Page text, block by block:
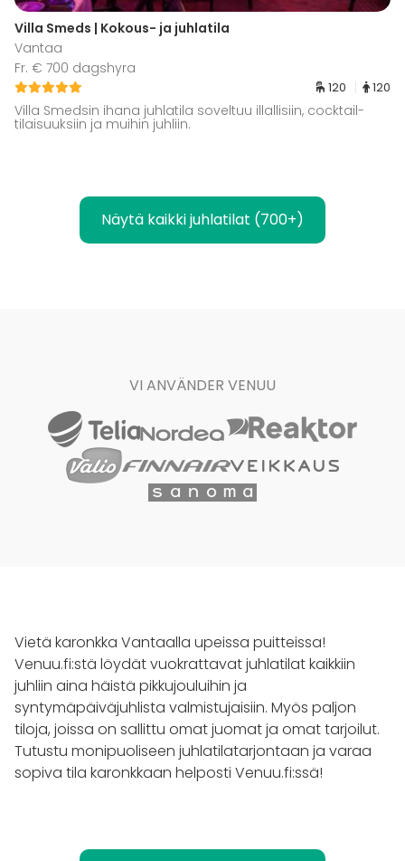
Villa Smeds | Kokous- ja juhlatila
Vantaa
Fr. € 700 dagshyra
120 120
Villa Smedsin ihana juhlatila soveltuu illallisiin, cocktail-
tilaisuuksiin ja muihin juhliin.
Näytä kaikki juhlatilat (700+)
VI ANVÄNDER VENUU
Vietä karonkka Vantaalla upeissa puitteissa!
Venuu.fi:stä löydät vuokrattavat juhlatilat kaikkiin
juhliin aina häistä pikkujouluihin ja
syntymäpäiväjuhlista valmistujaisiin. Myös paljon
tiloja, joissa on sallittu omat juomat ja omat tarjoilut.
Tutustu monipuoliseen juhlatilatarjontaan ja varaa
sopiva tila karonkkaan helposti Venuu.fi:ssä!